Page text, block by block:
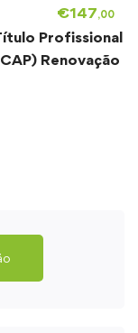
€147,00
Profissional
CAP) Renovação –